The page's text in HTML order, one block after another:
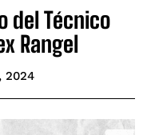
del Técnico
Rangel
2024